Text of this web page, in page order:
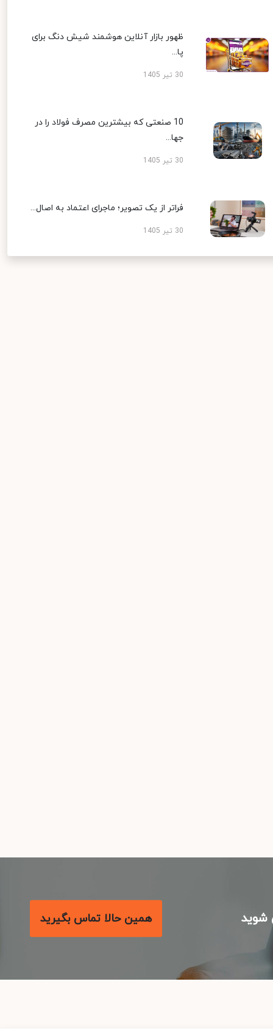
ظهور بازار آنلاین هوشمند شیش دنگ برای
پا...
30 تیر 1405
10 صنعتی که بیشترین مصرف فولاد را در
جها...
30 تیر 1405
فراتر از یک تصویر؛ ماجرای اعتماد به اصال...
30 تیر 1405
همین حالا تماس بگیرید